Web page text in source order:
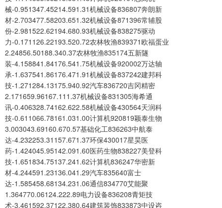
械-0.951347.45214.591.31机械设备836807奔朗新
材-2.703477.58203.651.32机械设备871396常辅股
份-2.981522.62194.680.93机械设备838275驱动
力-0.171126.22193.520.72农林牧渔839371欧福蛋业
2.24856.50188.340.37农林牧渔835174五新隧
装-4.158841.84176.541.75机械设备920002万达轴
承-1.637541.86176.471.91机械设备837242建邦科
技-1.271284.13175.940.92汽车836720吉冈精密
2.171659.96167.111.37机械设备831305海希通
讯-0.406328.74162.622.58机械设备430564天润科
技-0.611066.78161.031.00计算机920819颖泰生物
3.003043.69160.670.57基础化工836263中航泰
达-4.232253.31157.671.37环保430017星昊医
药-1.424045.95142.091.60医药生物838227美登科
技-1.651834.75137.241.62计算机836247华密新
材-4.244591.23136.041.29汽车835640富士
达-1.585458.68134.231.06通信834770艾能聚
1.364770.06124.222.89电力设备836208青矩技
术-3.461592.37122.380.64建筑装饰833873中设咨